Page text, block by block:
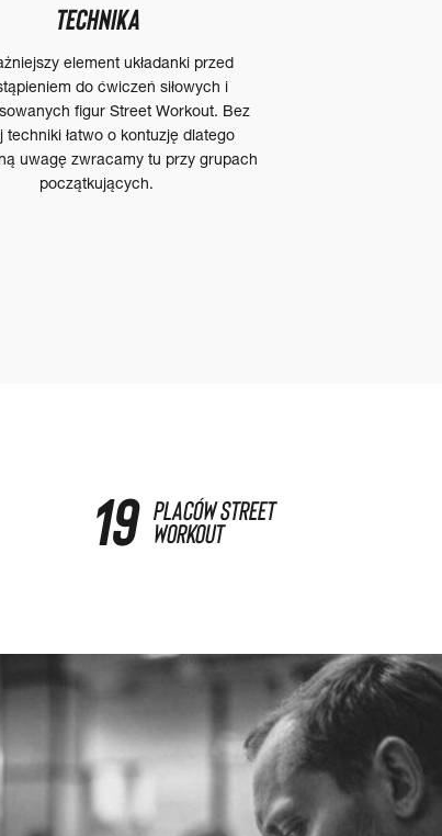
TECHNIKA
element układanki przed
do ćwiczeń siłowych i
figur Street Workout. Bez
techniki łatwo o kontuzję dlatego
uwagę zwracamy tu przy grupach
początkujących.
23 placów street
workout